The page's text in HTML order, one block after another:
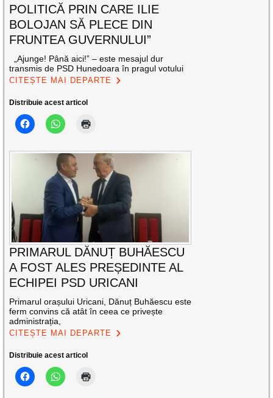
POLITICĂ PRIN CARE ILIE
BOLOJAN SĂ PLECE DIN
FRUNTEA GUVERNULUI”
„Ajunge! Până aici!” – este mesajul dur
transmis de PSD Hunedoara în pragul votului
CITEȘTE MAI DEPARTE
Distribuie acest articol
PRIMARUL DĂNUȚ BUHĂESCU
A FOST ALES PREȘEDINTE AL
ECHIPEI PSD URICANI
Primarul orașului Uricani, Dănuț Buhăescu este
ferm convins că atât în ceea ce privește
administrația,
CITEȘTE MAI DEPARTE
Distribuie acest articol